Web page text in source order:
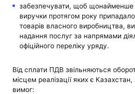
забезпечувати, щоб щонайменше
виручки протягом року
товарів власного виробництва,
надання послуг за напрямами
офіційного переліку уряду.
Від сплати ПДВ звільняються
місцем реалізації яких є
вимог: